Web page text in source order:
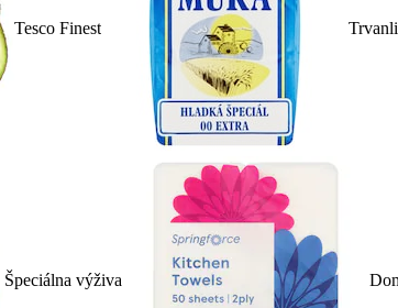
Tesco Finest
Špeciálna výživa